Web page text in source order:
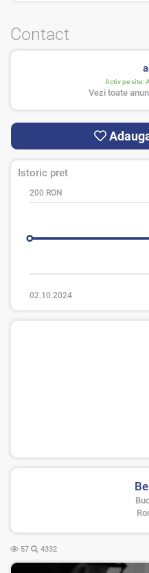
Contact
Activ pe site:
Vezi toate
Istoric pret
200 RON
02.10.2024
57 4332